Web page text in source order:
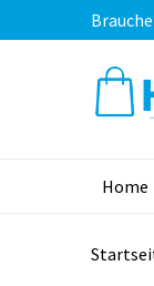
Home